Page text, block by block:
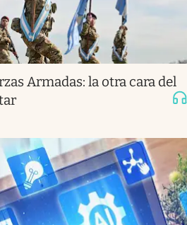
Armadas: la otra cara del